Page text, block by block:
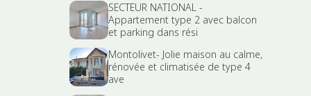
SECTEUR NATIONAL -
Appartement type 2 avec balcon
et parking dans rési
Montolivet- Jolie maison au calme,
rénovée et climatisée de type 4
ave